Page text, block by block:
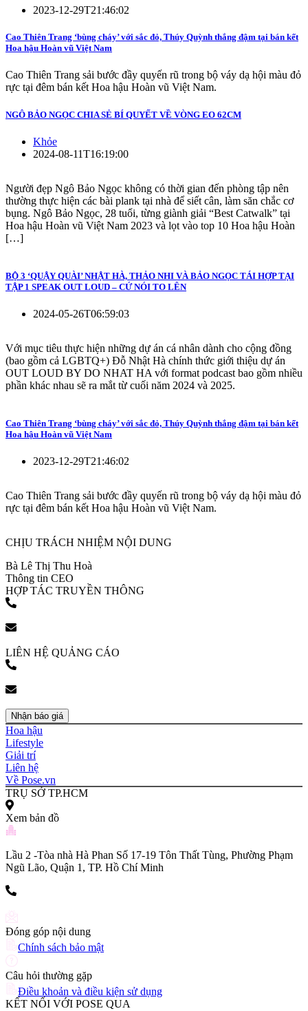
2023-12-29T21:46:02
Cao Thiên Trang ‘bùng cháy’ với sắc đỏ, Thúy Quỳnh thắng đậm tại bán kết
Hoa hậu Hoàn vũ Việt Nam
Cao Thiên Trang sải bước đầy quyến rũ trong bộ váy dạ hội màu đỏ
rực tại đêm bán kết Hoa hậu Hoàn vũ Việt Nam.
NGÔ BẢO NGỌC CHIA SẺ BÍ QUYẾT VỀ VÒNG EO 62CM
Khỏe
2024-08-11T16:19:00
Người đẹp Ngô Bảo Ngọc không có thời gian đến phòng tập nên
thường thực hiện các bài plank tại nhà để siết cân, làm săn chắc cơ
bụng. Ngô Bảo Ngọc, 28 tuổi, từng giành giải “Best Catwalk” tại
Hoa hậu Hoàn vũ Việt Nam 2023 và lọt vào top 10 Hoa hậu Hoàn
[…]
BỘ 3 ‘QUẬY QUÀI’ NHẬT HÀ, THẢO NHI VÀ BẢO NGỌC TÁI HỢP TẠI
TẬP 1 SPEAK OUT LOUD – CỨ NÓI TO LÊN
2024-05-26T06:59:03
Với mục tiêu thực hiện những dự án cá nhân dành cho cộng đồng
(bao gồm cả LGBTQ+) Đỗ Nhật Hà chính thức giới thiệu dự án
OUT LOUD BY DO NHAT HA với format podcast bao gồm nhiều
phần khác nhau sẽ ra mắt từ cuối năm 2024 và 2025.
Cao Thiên Trang ‘bùng cháy’ với sắc đỏ, Thúy Quỳnh thắng đậm tại bán kết
Hoa hậu Hoàn vũ Việt Nam
2023-12-29T21:46:02
Cao Thiên Trang sải bước đầy quyến rũ trong bộ váy dạ hội màu đỏ
rực tại đêm bán kết Hoa hậu Hoàn vũ Việt Nam.
CHỊU TRÁCH NHIỆM NỘI DUNG
Bà Lê Thị Thu Hoà
Thông tin CEO
HỢP TÁC TRUYỀN THÔNG
LIÊN HỆ QUẢNG CÁO
Nhận báo giá
Hoa hậu
Lifestyle
Giải trí
Liên hệ
Về Pose.vn
TRỤ SỞ TP.HCM
Xem bản đồ
Lầu 2 -Tòa nhà Hà Phan Số 17-19 Tôn Thất Tùng, Phường Phạm
Ngũ Lão, Quận 1, TP. Hồ Chí Minh
Đóng góp nội dung
Chính sách bảo mật
Câu hỏi thường gặp
Điều khoản và điều kiện sử dụng
KẾT NỐI VỚI POSE QUA